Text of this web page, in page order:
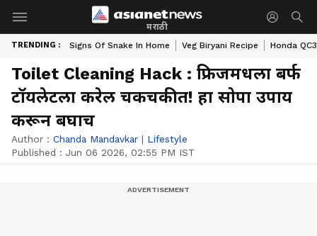
मराठी
TRENDING : Signs Of Snake In Home Veg Biryani Recipe Honda
Toilet Cleaning Hack : फ्रिजमधला बर्फ
टॉयलेटला करेल चकचकीत! हा सोपा उपाय
करून बघाच
Author : Chanda Mandavkar | Lifestyle
Published : Jun 06 2026, 02:55 PM IST